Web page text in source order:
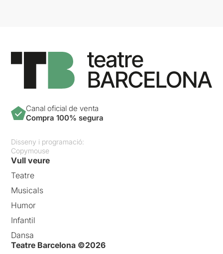
Canal oficial de venta
Compra 100% segura
Disseny i programació:
Copymouse
Vull veure
Teatre
Musicals
Humor
Infantil
Dansa
Teatre Barcelona ©2026